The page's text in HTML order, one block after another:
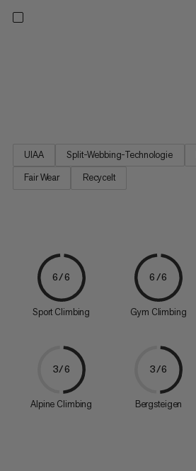
UIAA Split-Webbing-Technologie
Fair Wear
Recycelt
6/6
Sport Climbing
6/6
Gym Climbing
3/6
Alpine Climbing
3/6
Bergsteigen